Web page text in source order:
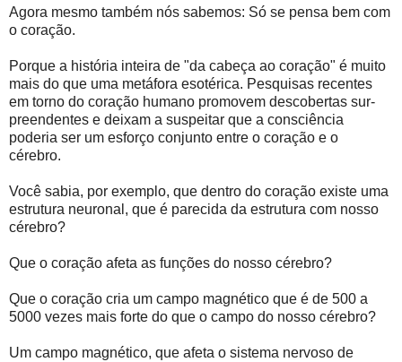
Agora mesmo também nós sabemos: Só se pensa bem com
o cora­ção.
Porque a história inteira de "da cabeça ao coração" é muito
mais do que uma metáfora esotérica. Pesquisas recentes
em torno do co­ração humano promovem descobertas sur­
preendentes e deixam a suspeitar que a cons­ciência
poderia ser um esforço conjunto entre o coração e o
cérebro.
Você sabia, por exemplo, que dentro do coração existe uma
estrutura neuronal, que é parecida da estrutura com nosso
cérebro?
Que o coração afeta as funções do nosso cérebro?
Que o coração cria um campo magnético que é de 500 a
5000 vezes mais forte do que o campo do nosso cérebro?
Um campo magnético, que afeta o sistema nervoso de